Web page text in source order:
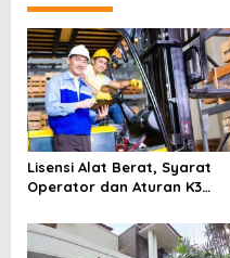
Lisensi Alat Berat, Syarat
Operator dan Aturan K3